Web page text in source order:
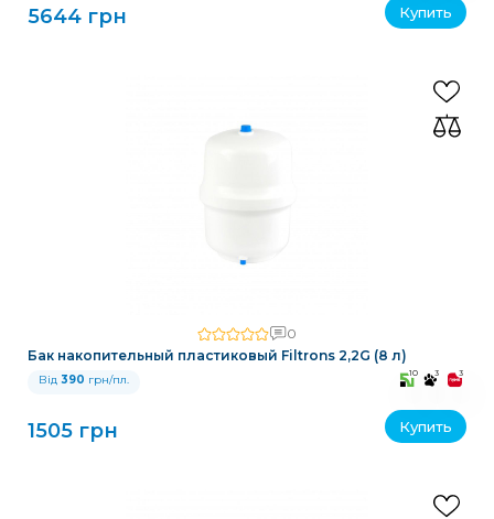
5644 грн Купить
0
Бак накопительный пластиковый Filtrons 2,2G (8 л)
Від 390 грн/пл. 10 3 3
1505 грн Купить